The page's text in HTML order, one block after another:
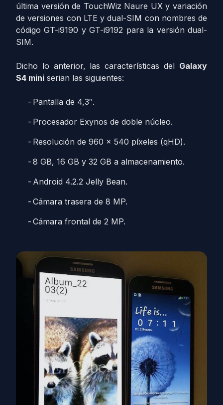
última versión de TouchWiz Naure UX y variación
de versiones con LTE y dual-SIM con nombres de
código GT-i9190 y GT-i9192 para la versión dual-
SIM.
Dicho lo anterior, las características del Galaxy
S4 mini serian las siguientes:
Pantalla de 4,3″.
Procesador Exynos de doble núcleo.
Resolución de 960 x 540 píxeles (qHD).
8 GB, 16 GB y 32 GB a almacenamiento.
Android 4.2.2 Jelly Bean.
Cámara trasera de 8 MP.
Cámara frontal de 2 MP.